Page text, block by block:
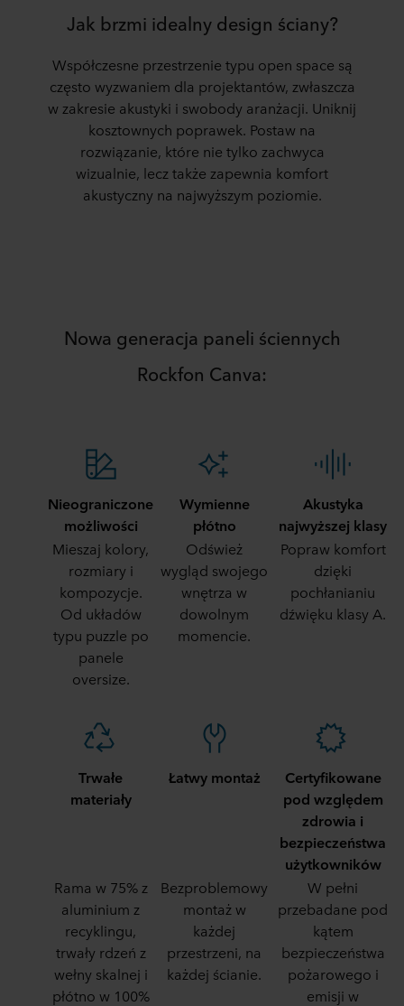
Jak brzmi idealny design ściany?
Współczesne przestrzenie typu open space są
często wyzwaniem dla projektantów, zwłaszcza
w zakresie akustyki i swobody aranżacji. Uniknij
kosztownych poprawek. Postaw na
rozwiązanie, które nie tylko zachwyca
wizualnie, lecz także zapewnia komfort
akustyczny na najwyższym poziomie.
Nowa generacja paneli ściennych
Rockfon Canva:
Nieograniczone
możliwości
Wymienne
płótno
Akustyka
najwyższej klasy
Mieszaj kolory,
rozmiary i
kompozycje.
Od układów
typu puzzle po
panele
oversize.
Odśwież
wygląd swojego
wnętrza w
dowolnym
momencie.
Popraw komfort
dzięki
pochłanianiu
dźwięku klasy A.
Trwałe
materiały
Łatwy montaż
Certyfikowane
pod względem
zdrowia i
bezpieczeństwa
użytkowników
Rama w 75% z
aluminium z
recyklingu,
trwały rdzeń z
wełny skalnej i
płótno w 100%
Bezproblemowy
montaż w
każdej
przestrzeni, na
każdej ścianie.
W pełni
przebadane pod
kątem
bezpieczeństwa
pożarowego i
emisji w